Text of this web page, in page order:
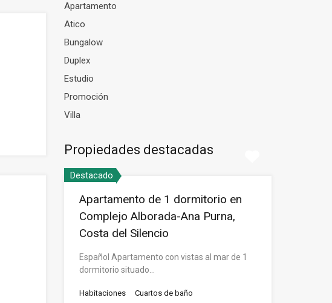
Apartamento
Atico
Bungalow
Duplex
Estudio
Promoción
Villa
Propiedades destacadas
Destacado
Apartamento de 1 dormitorio en
Complejo Alborada-Ana Purna,
Costa del Silencio
Español Apartamento con vistas al mar de 1
dormitorio situado…
Habitaciones
Cuartos de baño